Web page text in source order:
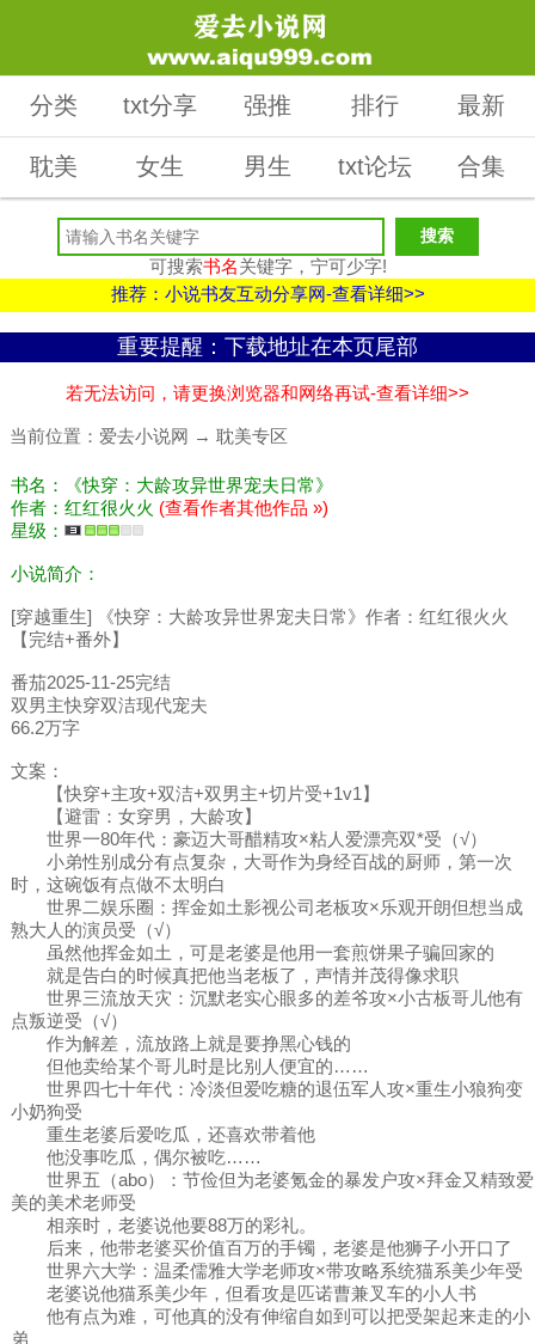
分类 txt分享 强推 排行 最新
耽美 女生 男生 txt论坛 合集
可搜索书名关键字，宁可少字!
推荐：小说书友互动分享网-查看详细>>
重要提醒：下载地址在本页尾部
若无法访问，请更换浏览器和网络再试-查看详细>>
当前位置： 爱去小说网 → 耽美专区
书名：《快穿：大龄攻异世界宠夫日常》
作者：红红很火火 (查看作者其他作品 »)
星级：
小说简介：
[穿越重生] 《快穿：大龄攻异世界宠夫日常》作者：红红很火火
【完结+番外】
番茄2025-11-25完结
双男主快穿双洁现代宠夫
66.2万字
文案：
【快穿+主攻+双洁+双男主+切片受+1v1】
【避雷：女穿男，大龄攻】
世界一80年代：豪迈大哥醋精攻×粘人爱漂亮双*受（√）
小弟性别成分有点复杂，大哥作为身经百战的厨师，第一次
时，这碗饭有点做不太明白
世界二娱乐圈：挥金如土影视公司老板攻×乐观开朗但想当成
熟大人的演员受（√）
虽然他挥金如土，可是老婆是他用一套煎饼果子骗回家的
就是告白的时候真把他当老板了，声情并茂得像求职
世界三流放天灾：沉默老实心眼多的差爷攻×小古板哥儿他有
点叛逆受（√）
作为解差，流放路上就是要挣黑心钱的
但他卖给某个哥儿时是比别人便宜的……
世界四七十年代：冷淡但爱吃糖的退伍军人攻×重生小狼狗变
小奶狗受
重生老婆后爱吃瓜，还喜欢带着他
他没事吃瓜，偶尔被吃……
世界五（abo）：节俭但为老婆氪金的暴发户攻×拜金又精致爱
美的美术老师受
相亲时，老婆说他要88万的彩礼。
后来，他带老婆买价值百万的手镯，老婆是他狮子小开口了
世界六大学：温柔儒雅大学老师攻×带攻略系统猫系美少年受
老婆说他猫系美少年，但看攻是匹诺曹兼叉车的小人书
他有点为难，可他真的没有伸缩自如到可以把受架起来走的小
弟